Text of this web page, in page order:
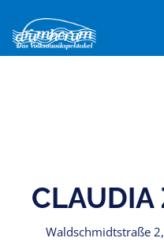
CLAUDIA
Waldschmidtstraße